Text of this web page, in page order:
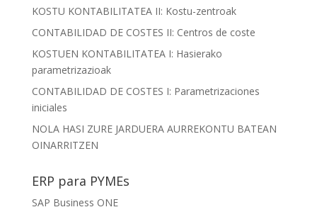
KOSTU KONTABILITATEA II: Kostu-zentroak
CONTABILIDAD DE COSTES II: Centros de coste
KOSTUEN KONTABILITATEA I: Hasierako
parametrizazioak
CONTABILIDAD DE COSTES I: Parametrizaciones
iniciales
NOLA HASI ZURE JARDUERA AURREKONTU BATEAN
OINARRITZEN
ERP para PYMEs
SAP Business ONE